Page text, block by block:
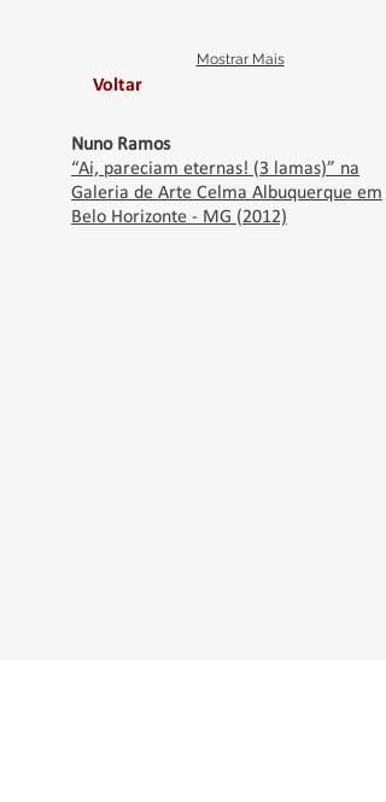
Mostrar Mais
Voltar
Nuno Ramos
“Ai, pareciam eternas! (3 lamas)” na
Galeria de Arte Celma Albuquerque em
Belo Horizonte - MG (2012)